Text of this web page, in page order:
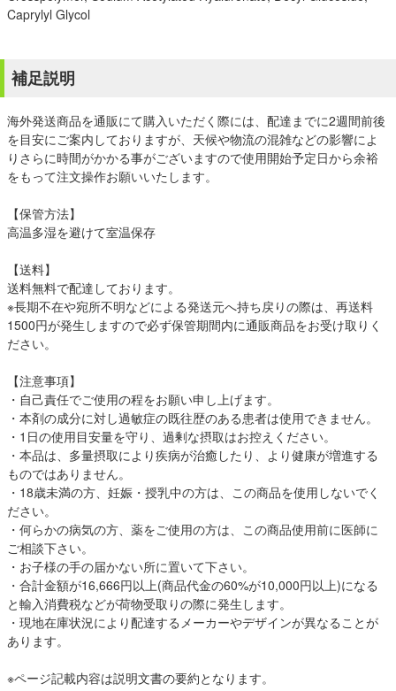
Caprylyl Glycol
補足説明
海外発送商品を通販にて購入いただく際には、配達までに2週間前後
を目安にご案内しておりますが、天候や物流の混雑などの影響によ
りさらに時間がかかる事がございますので使用開始予定日から余裕
をもって注文操作お願いいたします。
【保管方法】
高温多湿を避けて室温保存
【送料】
送料無料で配達しております。
※長期不在や宛所不明などによる発送元へ持ち戻りの際は、再送料
1500円が発生しますので必ず保管期間内に通販商品をお受け取りく
ださい。
【注意事項】
・自己責任でご使用の程をお願い申し上げます。
・本剤の成分に対し過敏症の既往歴のある患者は使用できません。
・1日の使用目安量を守り、過剰な摂取はお控えください。
・本品は、多量摂取により疾病が治癒したり、より健康が増進する
ものではありません。
・18歳未満の方、妊娠・授乳中の方は、この商品を使用しないでく
ださい。
・何らかの病気の方、薬をご使用の方は、この商品使用前に医師に
ご相談下さい。
・お子様の手の届かない所に置いて下さい。
・合計金額が16,666円以上(商品代金の60%が10,000円以上)になる
と輸入消費税などが荷物受取りの際に発生します。
・現地在庫状況により配達するメーカーやデザインが異なることが
あります。
※ページ記載内容は説明文書の要約となります。